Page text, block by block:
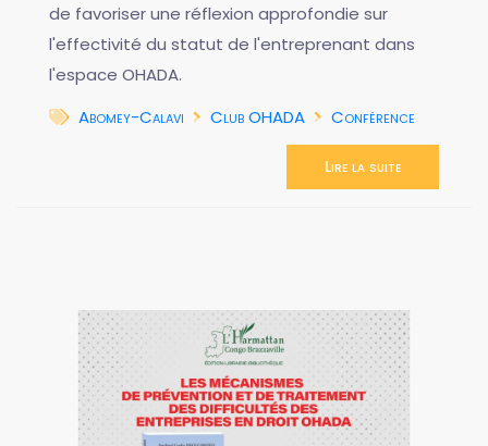
de favoriser une réflexion approfondie sur
l'effectivité du statut de l'entreprenant dans
l'espace OHADA.
Abomey-Calavi
Club OHADA Conférence
Lire la suite